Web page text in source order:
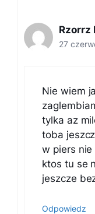
Rzorrz
27
Nie wiem
tylka az
toba
w piers
ktos tu se
jeszcze
Odpowiedz